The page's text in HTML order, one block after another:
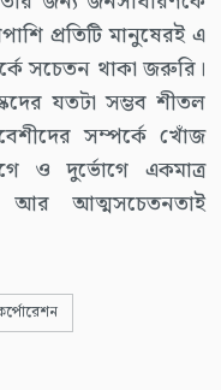
প্রতিটি মানুষেরই এ
সচেতন থাকা জরুরি।
যতটা সম্ভব শীতল
সম্পর্কে খোঁজ
ও দুর্ভোগে একমাত্র
আর আত্মসচেতনতাই